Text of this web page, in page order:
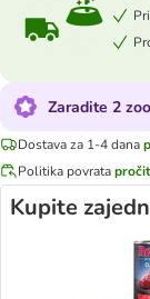
Zaradite 2
Dostava za 1-4 dana
Politika povrata
Kupite